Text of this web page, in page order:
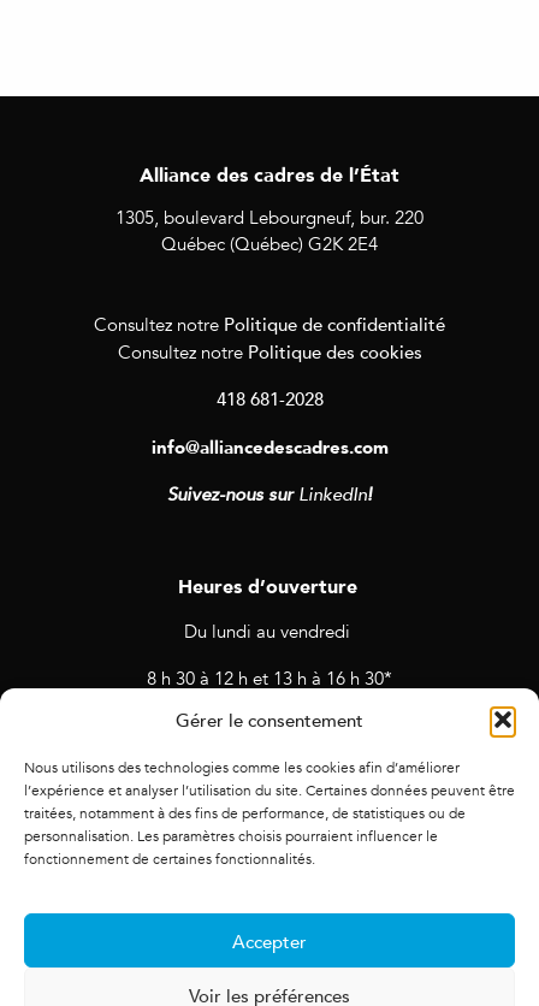
Gérer le consentement
Nous utilisons des technologies comme les cookies afin d’améliorer
l’expérience et analyser l’utilisation du site. Certaines données peuvent être
traitées, notamment à des fins de performance, de statistiques ou de
personnalisation. Les paramètres choisis pourraient influencer le
fonctionnement de certaines fonctionnalités.
Accepter
Voir les préférences
Alliance des cadres de l’État
1305, boulevard Lebourgneuf, bur. 220
Québec (Québec) G2K 2E4
Consultez notre Politique de confidentialité
Consultez notre Politique des cookies
418 681-2028
info@alliancedescadres.com
Suivez-nous sur LinkedIn!
Heures d’ouverture
Du lundi au vendredi
8 h 30 à 12 h et 13 h à 16 h 30*
* Horaires sujets à changement en cas de rendez-vous et